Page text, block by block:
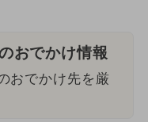
おでかけ情報
おでかけ先を厳